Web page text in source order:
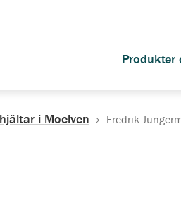
Produkter
i Moelven Fredrik